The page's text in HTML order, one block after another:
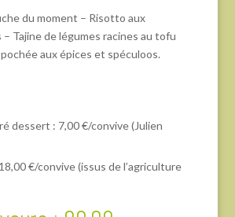
du moment – Risotto aux
– Tajine de légumes racines au tofu
aux épices et spéculoos.
dessert : 7,00 €/convive (Julien
€/convive (issus de l’agriculture